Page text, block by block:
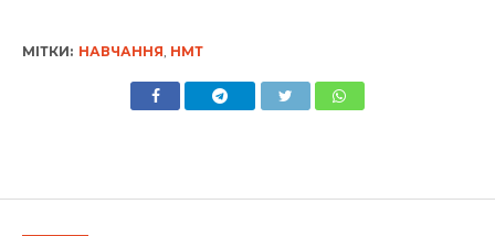
МІТКИ: НАВЧАННЯ НМТ